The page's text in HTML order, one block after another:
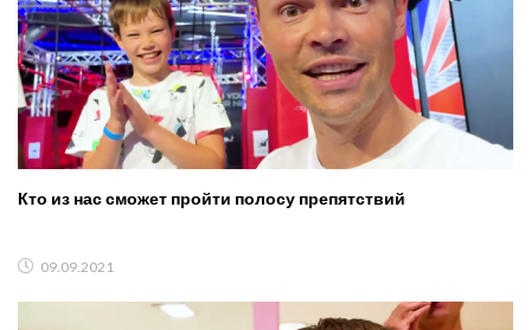
Кто из нас сможет пройти полосу препятствий
09.09.2021